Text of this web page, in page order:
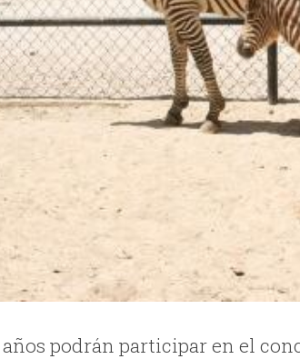
años podrán participar en el